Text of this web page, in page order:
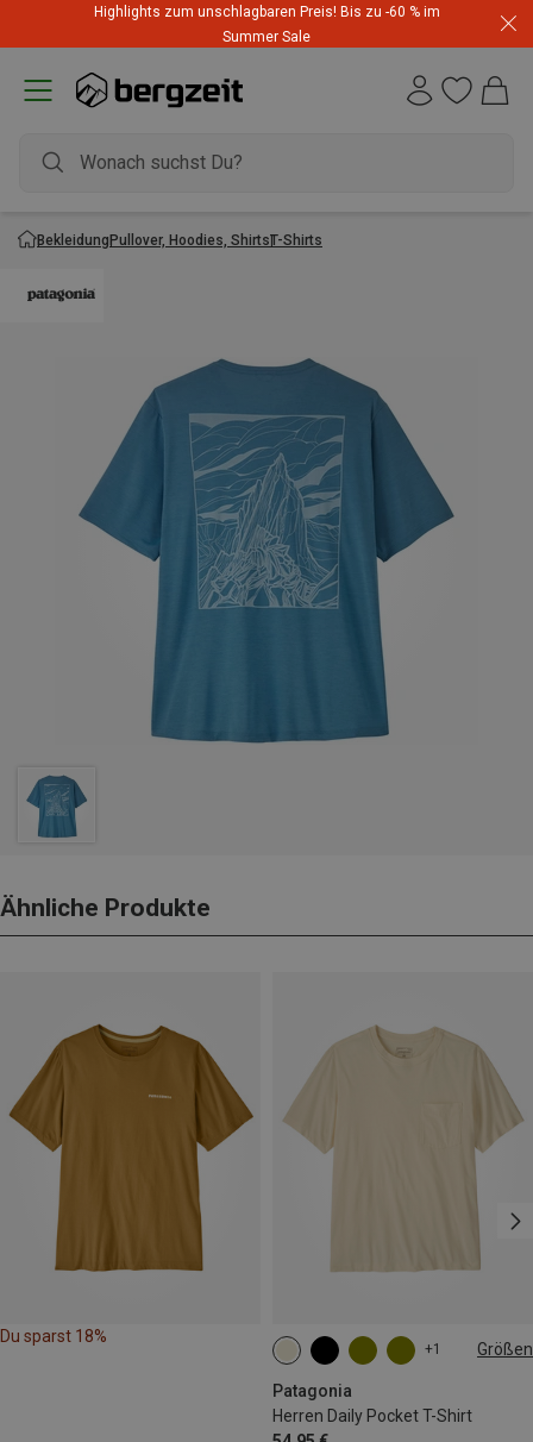
Highlights zum unschlagbaren Preis! Bis zu -60 % im
Summer Sale
BekleidungPullover, Hoodies, ShirtsT-Shirts
Ähnliche Produkte
Du sparst 18%
+1 Größen
Patagonia
Herren Daily Pocket T-Shirt
S M L XL